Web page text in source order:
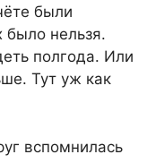
были
нельзя.
полгода. Или
Тут уж как
вспомнилась